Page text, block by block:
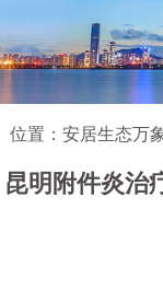
位置： 安居生态万
昆明附件炎治